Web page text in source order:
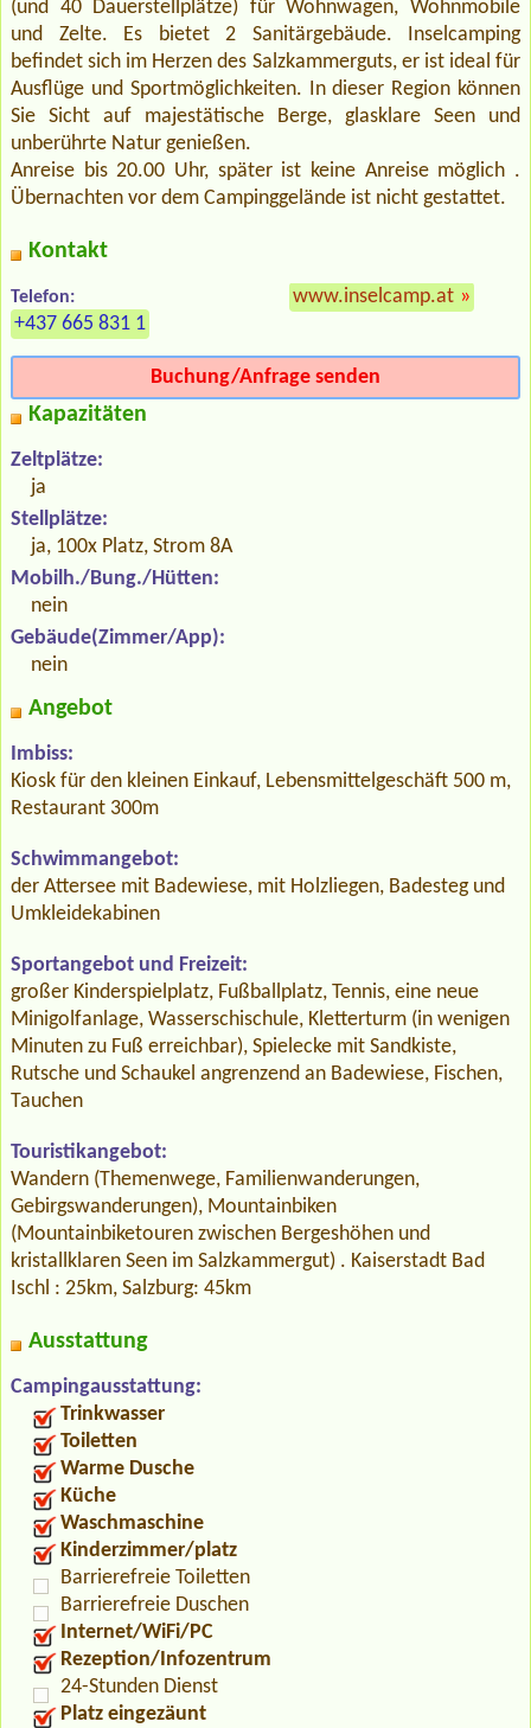
(und 40 Dauerstellplätze) für Wohnwagen, Wohnmobile
und Zelte. Es bietet 2 Sanitärgebäude. Inselcamping
befindet sich im Herzen des Salzkammerguts, er ist ideal für
Ausflüge und Sportmöglichkeiten. In dieser Region können
Sie Sicht auf majestätische Berge, glasklare Seen und
unberührte Natur genießen.
Anreise bis 20.00 Uhr, später ist keine Anreise möglich .
Übernachten vor dem Campinggelände ist nicht gestattet.
Kontakt
Telefon:
+437 665 831 1
www.inselcamp.at »
Buchung/Anfrage senden
Kapazitäten
Zeltplätze:
ja
Stellplätze:
ja, 100x Platz, Strom 8A
Mobilh./Bung./Hütten:
nein
Gebäude(Zimmer/App):
nein
Angebot
Imbiss:
Kiosk für den kleinen Einkauf, Lebensmittelgeschäft 500 m,
Restaurant 300m
Schwimmangebot:
der Attersee mit Badewiese, mit Holzliegen, Badesteg und
Umkleidekabinen
Sportangebot und Freizeit:
großer Kinderspielplatz, Fußballplatz, Tennis, eine neue
Minigolfanlage, Wasserschischule, Kletterturm (in wenigen
Minuten zu Fuß erreichbar), Spielecke mit Sandkiste,
Rutsche und Schaukel angrenzend an Badewiese, Fischen,
Tauchen
Touristikangebot:
Wandern (Themenwege, Familienwanderungen,
Gebirgswanderungen), Mountainbiken
(Mountainbiketouren zwischen Bergeshöhen und
kristallklaren Seen im Salzkammergut) . Kaiserstadt Bad
Ischl : 25km, Salzburg: 45km
Ausstattung
Campingausstattung:
Trinkwasser
Toiletten
Warme Dusche
Küche
Waschmaschine
Kinderzimmer/platz
Barrierefreie Toiletten
Barrierefreie Duschen
Internet/WiFi/PC
Rezeption/Infozentrum
24-Stunden Dienst
Platz eingezäunt